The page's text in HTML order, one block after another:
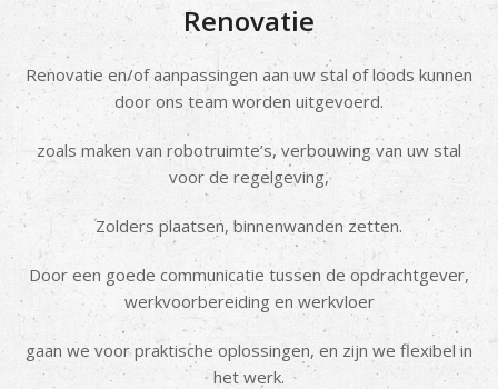
Renovatie
Renovatie en/of aanpassingen aan uw stal of loods kunnen
door ons team worden uitgevoerd.
zoals maken van robotruimte’s, verbouwing van uw stal
voor de regelgeving,
Zolders plaatsen, binnenwanden zetten.
Door een goede communicatie tussen de opdrachtgever,
werkvoorbereiding en werkvloer
gaan we voor praktische oplossingen, en zijn we flexibel in
het werk.